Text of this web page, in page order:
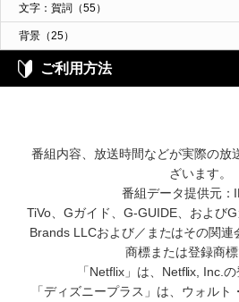
文字：賀詞（55）
背景（25）
ご利用方法
番組内容、放送時間などが実際の放
ざいます。
番組データ提供元：
TiVo、Gガイド、G-GUIDE、および
Brands LLCおよび／またはその関連
商標または登録商標
「Netflix」は、Netflix, Inc.の
「ディズニープラス」は、ウォル